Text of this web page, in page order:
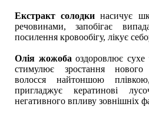
Екстракт солодки насичує
речовинами, запобігає
посилення кровообігу, лікує
Олія жожоба оздоровлює
стимулює зростання
волосся найтоншою
пригладжує кератинові
негативного впливу зовнішніх